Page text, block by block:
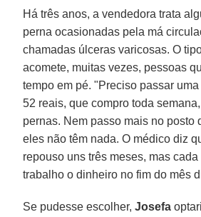
Há três anos, a vendedora trata
perna ocasionadas pela má
chamadas úlceras varicosas. O
acomete, muitas vezes, pessoas
tempo em pé. "Preciso passar
52 reais, que compro toda
pernas. Nem passo mais no posto
eles não têm nada. O médico diz
repouso uns três meses, mas
trabalho o dinheiro no fim do mês
Se pudesse escolher,Josefa